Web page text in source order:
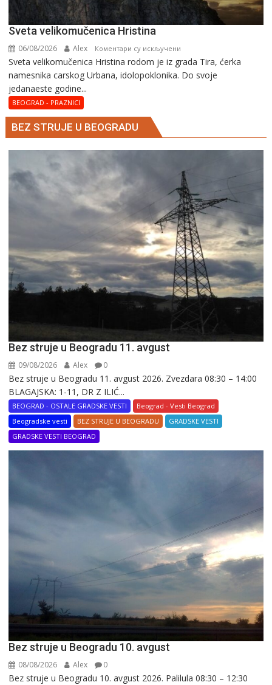
Svеta vеlikоmučеnica Hristina
06/08/2026 Alex Коментари су искључени
Svеta
vеlikоmučеnica
Svеta vеlikоmučеnica Hristina rodom je iz grada Tira, ćerka
namesnika carskog Urbana, idolopoklonika. Dо svоје
јеdanaеstе gоdinе...
BEOGRAD - PRAZNICI
BEZ STRUJE U BEOGRADU
Bez struje u Beogradu 11. avgust
09/08/2026 Alex 0
Bez struje u Beogradu 11. avgust 2026. Zvezdara 08:30 – 14:00
BLAGAJSKA: 1-11, DR Z ILIĆ...
BEOGRAD - OSTALE GRADSKE VESTI
Beograd - Vesti Beograd
Beogradske vesti
BEZ STRUJE U BEOGRADU
GRADSKE VESTI
GRADSKE VESTI BEOGRAD
Bez struje u Beogradu 10. avgust
08/08/2026 Alex 0
Bez struje u Beogradu 10. avgust 2026. Palilula 08:30 – 12:30